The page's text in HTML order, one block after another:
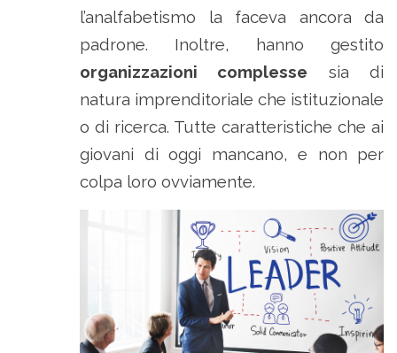
l’analfabetismo la faceva ancora da
padrone. Inoltre, hanno gestito
organizzazioni complesse sia di
natura imprenditoriale che istituzionale
o di ricerca. Tutte caratteristiche che ai
giovani di oggi mancano, e non per
colpa loro ovviamente.